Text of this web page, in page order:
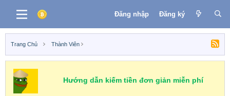
Đăng nhập Đăng ký
Trang Chủ Thành Viên
Hướng dẫn kiếm tiền đơn giản miễn phí